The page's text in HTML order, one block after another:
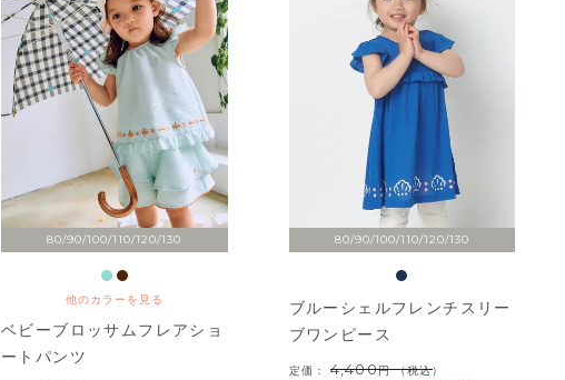
80/90/100/110/120/130
他のカラーを見る
ベビーブロッサムフレアショ
ートパンツ
80/90/100/110/120/130
ブルーシェルフレンチスリー
ブワンピース
定価： 4,400 （税込）